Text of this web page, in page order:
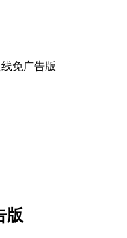
免广告版
版